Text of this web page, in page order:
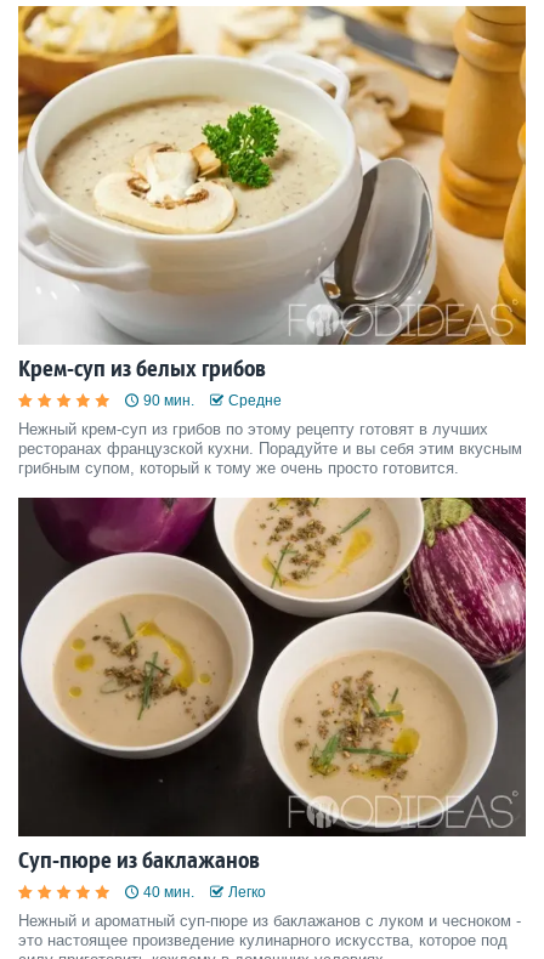
Крем-суп из белых грибов
90 мин. Средне
Нежный крем-суп из грибов по этому рецепту готовят в лучших
ресторанах французской кухни. Порадуйте и вы себя этим вкусным
грибным супом, который к тому же очень просто готовится.
Суп-пюре из баклажанов
40 мин. Легко
Нежный и ароматный суп-пюре из баклажанов с луком и чесноком -
это настоящее произведение кулинарного искусства, которое под